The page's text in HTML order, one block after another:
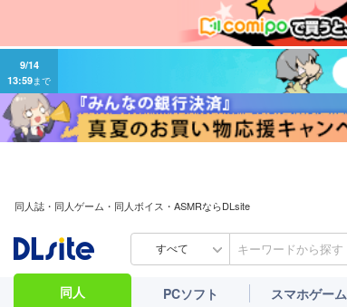
9/14
13:59まで
同人誌・同人ゲーム・同人ボイス・ASMRならDLsite
すべて
同人 PCソフト スマホゲーム